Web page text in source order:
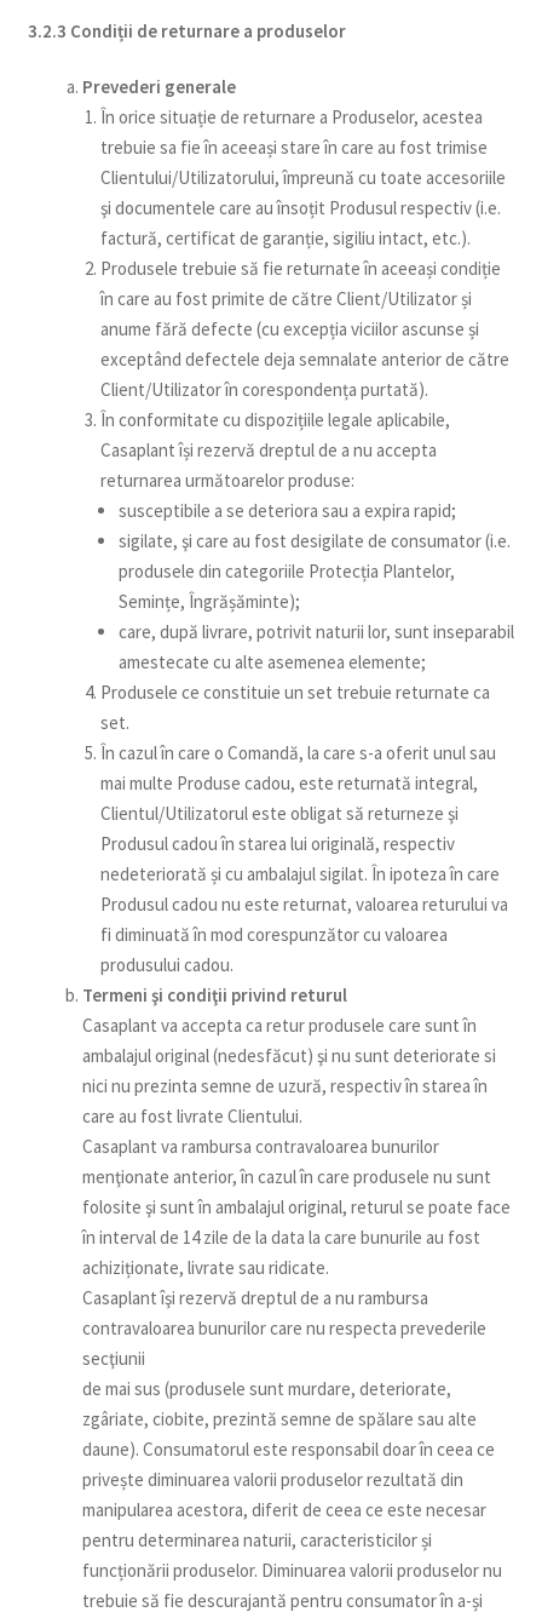
3.2.3 Condiții de returnare a produselor
Prevederi generale
În orice situație de returnare a Produselor, acestea
trebuie sa fie în aceeași stare în care au fost trimise
Clientului/Utilizatorului, împreună cu toate accesoriile
şi documentele care au însoțit Produsul respectiv (i.e.
factură, certificat de garanție, sigiliu intact, etc.).
Produsele trebuie să fie returnate în aceeași condiție
în care au fost primite de către Client/Utilizator și
anume fără defecte (cu excepția viciilor ascunse și
exceptând defectele deja semnalate anterior de către
Client/Utilizator în corespondența purtată).
În conformitate cu dispozițiile legale aplicabile,
Casaplant își rezervă dreptul de a nu accepta
returnarea următoarelor produse:
susceptibile a se deteriora sau a expira rapid;
sigilate, şi care au fost desigilate de consumator (i.e.
produsele din categoriile Protecția Plantelor,
Semințe, Îngrășăminte);
care, după livrare, potrivit naturii lor, sunt inseparabil
amestecate cu alte asemenea elemente;
Produsele ce constituie un set trebuie returnate ca
set.
În cazul în care o Comandă, la care s-a oferit unul sau
mai multe Produse cadou, este returnată integral,
Clientul/Utilizatorul este obligat să returneze şi
Produsul cadou în starea lui originală, respectiv
nedeteriorată și cu ambalajul sigilat. În ipoteza în care
Produsul cadou nu este returnat, valoarea returului va
fi diminuată în mod corespunzător cu valoarea
produsului cadou.
Termeni şi condiţii privind returul
Casaplant va accepta ca retur produsele care sunt în
ambalajul original (nedesfăcut) şi nu sunt deteriorate si
nici nu prezinta semne de uzură, respectiv în starea în
care au fost livrate Clientului.
Casaplant va rambursa contravaloarea bunurilor
menţionate anterior, în cazul în care produsele nu sunt
folosite şi sunt în ambalajul original, returul se poate face
în interval de 14 zile de la data la care bunurile au fost
achiziționate, livrate sau ridicate.
Casaplant îşi rezervă dreptul de a nu rambursa
contravaloarea bunurilor care nu respecta prevederile
secţiunii
de mai sus (produsele sunt murdare, deteriorate,
zgâriate, ciobite, prezintă semne de spălare sau alte
daune). Consumatorul este responsabil doar în ceea ce
privește diminuarea valorii produselor rezultată din
manipularea acestora, diferit de ceea ce este necesar
pentru determinarea naturii, caracteristicilor și
funcționării produselor. Diminuarea valorii produselor nu
trebuie să fie descurajantă pentru consumator în a-și